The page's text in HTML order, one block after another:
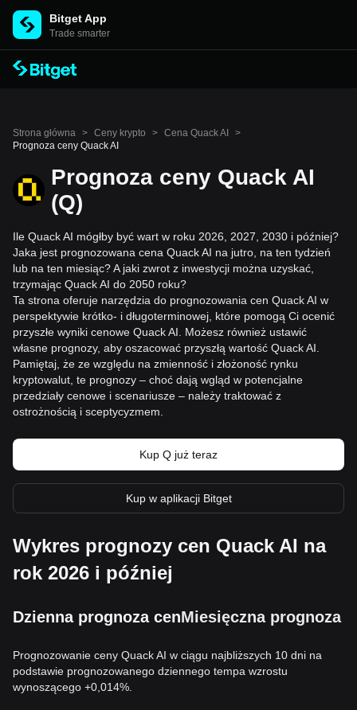
Bitget App
Trade smarter
Strona główna > Ceny krypto > Cena Quack AI
>
Prognoza ceny Quack AI
Prognoza ceny Quack AI
(Q)
Ile Quack AI mógłby być wart w roku 2026, 2027, 2030 i później?
Jaka jest prognozowana cena Quack AI na jutro, na ten tydzień
lub na ten miesiąc? A jaki zwrot z inwestycji można uzyskać,
trzymając Quack AI do 2050 roku?
Ta strona oferuje narzędzia do prognozowania cen Quack AI w
perspektywie krótko- i długoterminowej, które pomogą Ci ocenić
przyszłe wyniki cenowe Quack AI. Możesz również ustawić
własne prognozy, aby oszacować przyszłą wartość Quack AI.
Pamiętaj, że ze względu na zmienność i złożoność rynku
kryptowalut, te prognozy – choć dają wgląd w potencjalne
przedziały cenowe i scenariusze – należy traktować z
ostrożnością i sceptycyzmem.
Kup Q już teraz
Kup w aplikacji Bitget
Wykres prognozy cen Quack AI na
rok 2026 i później
Dzienna prognoza cenMiesięczna prognoza
Prognozowanie ceny Quack AI w ciągu najbliższych 10 dni na
podstawie prognozowanego dziennego tempa wzrostu
wynoszącego +0,014%.